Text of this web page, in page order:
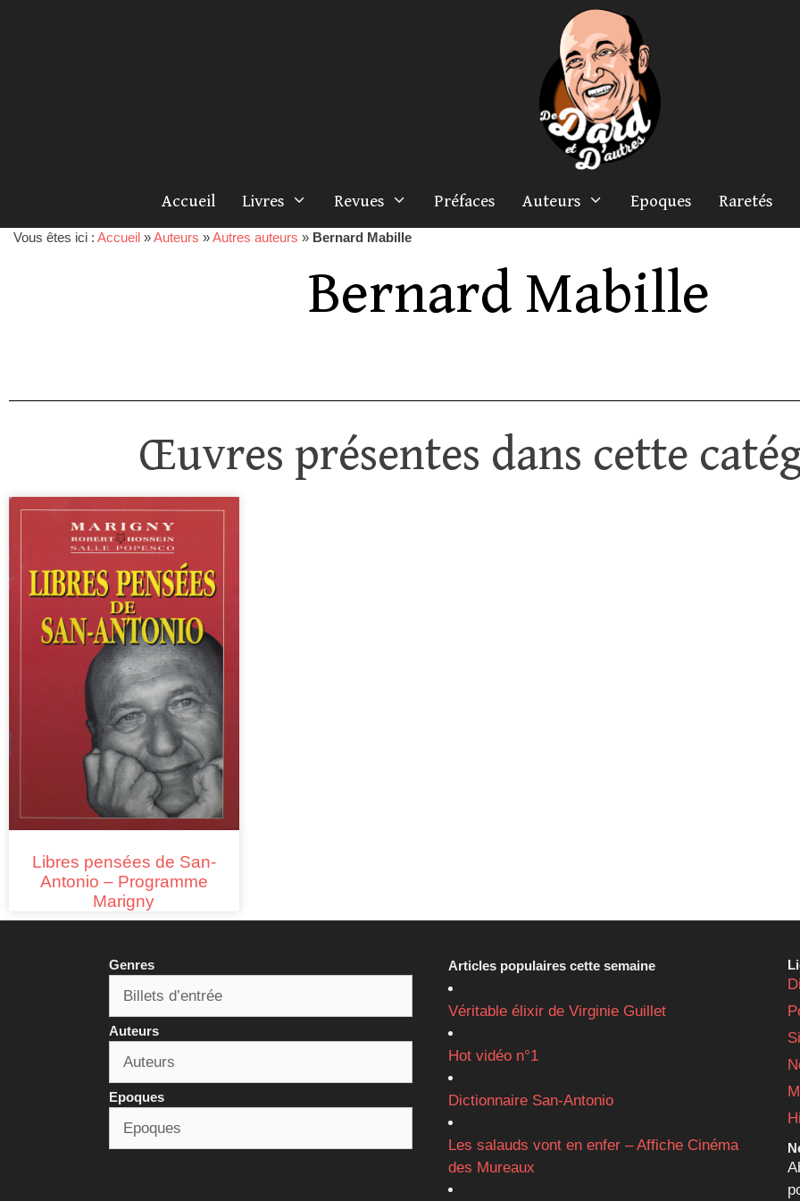
Accueil Livres Revues Préfaces Auteurs Epoques Raretés
Vous êtes ici : Accueil »Auteurs »Autres auteurs » Bernard Mabille
Bernard Mabille
Œuvres présentes dans cette
Libres pensées de San-
Antonio – Programme
Marigny
Genres
Auteurs
Epoques
Articles populaires cette semaine
Véritable élixir de Virginie Guillet
Hot vidéo n°1
Dictionnaire San-Antonio
Les salauds vont en enfer – Affiche Cinéma
des Mureaux